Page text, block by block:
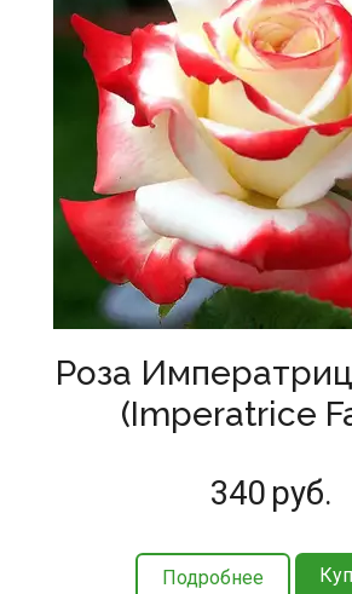
Роза
(Imperatrice
340 руб.
Подробнее